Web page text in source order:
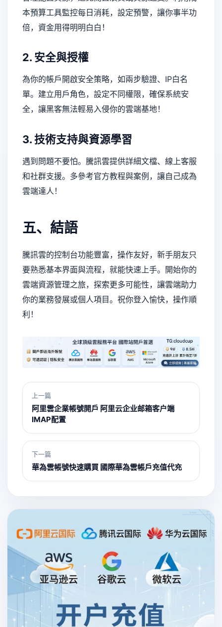
本預算工具監控每日消耗，設定預警，讓你事半功
倍，資金用得明明白白！
2. 安全與授權
為你的帳戶開啟安全策略，如兩步驗證、IP白名
單。建立用戶角色，設定不同權限，確保系統安
全，讓黑客無法輕易入侵你的雲端基地！
3. 技術支持與資源學習
遇到問題不要怕。騰訊雲提供詳細文檔、線上客服
和社群支援。多參考官方教程與案例，讓自己成為
雲端達人！
五、結語
騰訊雲的控制台功能豐富，操作友好，新手朋友只
要熟悉基本界面與流程，就能快速上手。開始你的
雲端資源管理之旅，探索更多可能性，讓雲端助力
你的業務發展或個人項目。祝你登入愉快，操作順
利！
上一篇
阿里雲企業帳號開戶 阿里云企业邮箱客户端
IMAP配置
下一篇
華為雲帳號快速購買 國際華為雲帳戶充值代充